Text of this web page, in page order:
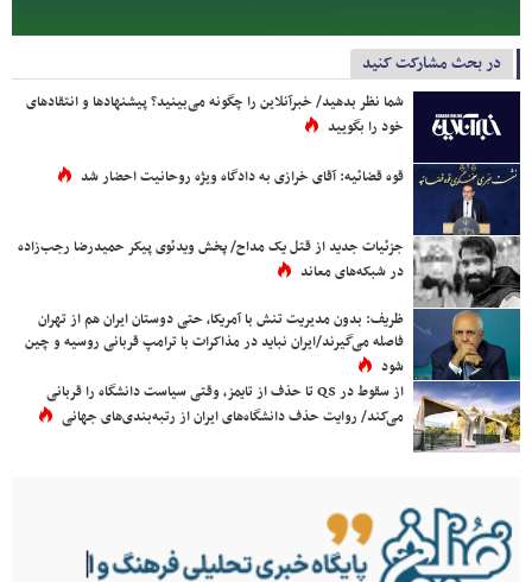
در بحث مشارکت کنید
شما نظر بدهید/ خبرآنلاین را چگونه می‌بینید؟ پیشنهادها و انتقادهای
خود را بگویید
قوه قضائیه: آقای خرازی به دادگاه ویژه روحانیت احضار شد
جزئیات جدید از قتل یک مداح/ پخش ویدئوی پیکر حمیدرضا رجب‌زاده
در شبکه‌های معاند
ظریف: بدون مدیریت تنش با آمریکا، حتی دوستان ایران هم از تهران
فاصله می‌گیرند/ایران نباید در مذاکرات با ترامپ قربانی روسیه و چین
شود
از سقوط در QS تا حذف از تایمز، وقتی سیاست دانشگاه را قربانی
می‌کند/ روایت حذف دانشگاه‌های ایران از رتبه‌بندی‌های جهانی